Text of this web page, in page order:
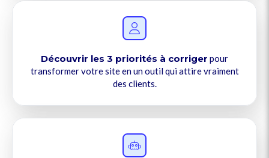
Découvrir les 3 priorités à corriger pour
transformer votre site en un outil qui attire vraiment
des clients.